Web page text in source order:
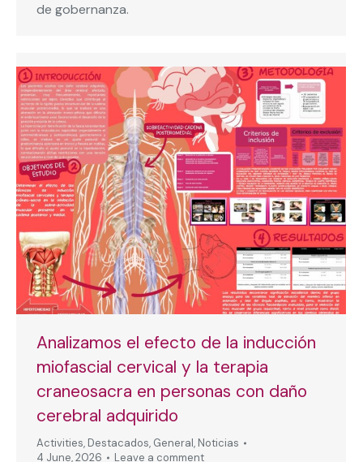
de gobernanza.
Analizamos el efecto de la inducción
miofascial cervical y la terapia
craneosacra en personas con daño
cerebral adquirido
Activities, Destacados, General, Noticias
4 June, 2026
Leave a comment